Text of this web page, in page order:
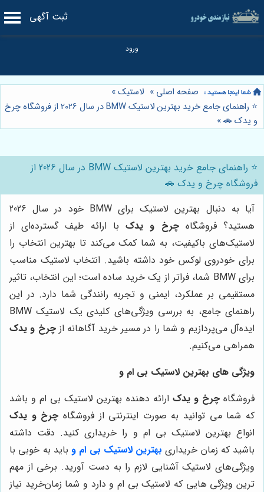
ثبت آگهی
صفحه اصلی » لاستیک»
⭐️ راهنمای جامع خرید بهترین لاستیک BMW در سال 2026 از فروشگاه چرخ
و یدک 🚗»
⭐️ راهنمای جامع خرید بهترین لاستیک BMW در سال 2026 از
فروشگاه چرخ و یدک 🚗
آیا به دنبال بهترین لاستیک برای BMW خود در سال 2026
هستید؟ فروشگاهچرخ و یدکبا ارائه طیف گسترده‌ای از
لاستیک‌های باکیفیت، به شما کمک می‌کند تا بهترین انتخاب را
برای خودروی لوکس خود داشته باشید. انتخاب لاستیک مناسب
برای BMW شما، فراتر از یک خرید ساده است؛ این انتخاب، تاثیر
مستقیمی بر عملکرد، ایمنی و تجربه رانندگی شما دارد. در این
راهنمای جامع، به بررسی ویژگی‌های کلیدی یک لاستیک BMW
ایده‌آل می‌پردازیم و شما را در مسیر خرید آگاهانه ازچرخ و یدک
همراهی می‌کنیم.
ویژگی های بهترین لاستیک بی ام و
فروشگاهچرخ و یدک ارائه دهنده بهترین لاستیک بی ام و باشد
که شما می توانید به صورت اینترنتی از فروشگاه چرخ و یدک
انواع بهترین لاستیک بی ام و را خریداری کنید. دقت داشته
باشید که زمان خریداری بهترین لاستیک بی ام و باید به خوبی با
ویژگی‌های لاستیک آشنایی لازم را به دست آورید. برخی از مهم
ترین ویژگی هایی که لاستیک بی ام و دارد و شما زمان‌خرید نیاز